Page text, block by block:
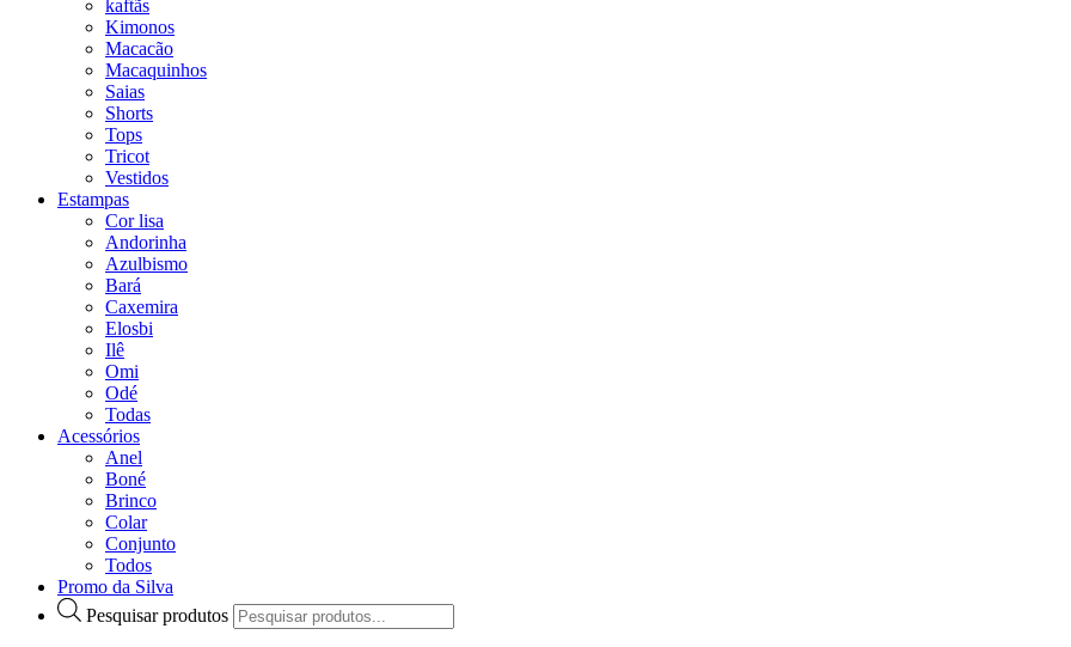
kaftãs
Kimonos
Macacão
Macaquinhos
Saias
Shorts
Tops
Tricot
Vestidos
Estampas
Cor lisa
Andorinha
Azulbismo
Bará
Caxemira
Elosbi
Ilê
Omi
Odé
Todas
Acessórios
Anel
Boné
Brinco
Colar
Conjunto
Todos
Promo da Silva
Pesquisar produtos